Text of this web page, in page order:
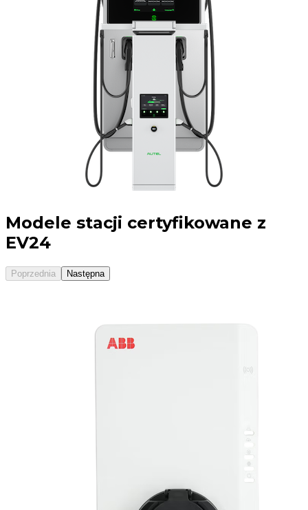
Modele stacji certyfikowane z
EV24
Poprzednia Następna